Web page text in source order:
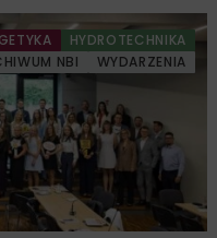
HYDROTECHNIKA
NBI WYDARZENIA